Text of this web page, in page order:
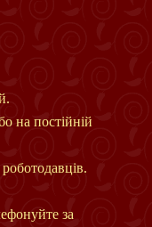
на постійній
за